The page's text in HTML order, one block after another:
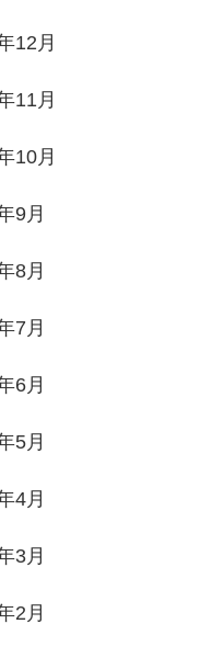
12月
11月
10月
9月
8月
7月
6月
5月
4月
3月
2月